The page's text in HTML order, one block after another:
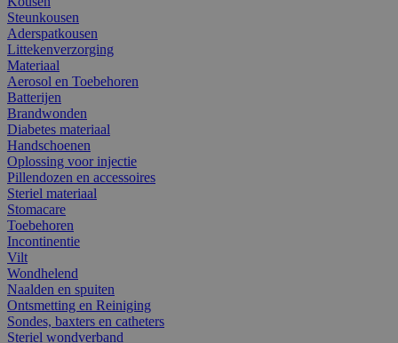
Steunkousen
Aderspatkousen
Littekenverzorging
Materiaal
Aerosol en Toebehoren
Batterijen
Brandwonden
Diabetes materiaal
Handschoenen
Oplossing voor injectie
Pillendozen en accessoires
Steriel materiaal
Stomacare
Toebehoren
Incontinentie
Vilt
Wondhelend
Naalden en spuiten
Ontsmetting en Reiniging
Sondes, baxters en catheters
Steriel wondverband